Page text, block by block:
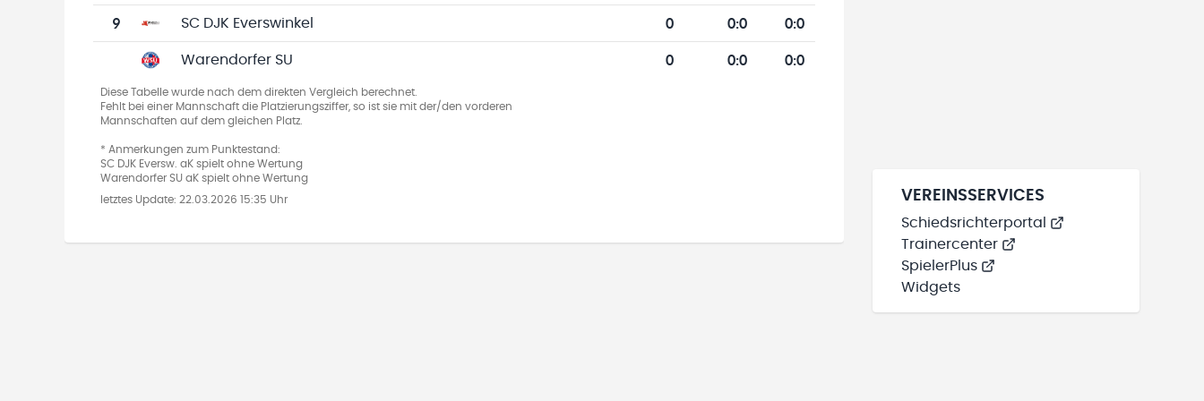
9 SC DJK Everswinkel 0 0:0 0:0
Warendorfer SU 0 0:0 0:0
Diese Tabelle wurde nach dem direkten Vergleich berechnet.
Fehlt bei einer Mannschaft die Platzierungsziffer, so ist sie mit der/den vorderen
Mannschaften auf dem gleichen Platz.
* Anmerkungen zum Punktestand:
SC DJK Eversw. aK spielt ohne Wertung
Warendorfer SU aK spielt ohne Wertung
letztes Update: 22.03.2026 15:35 Uhr VEREINSSERVICES
Schiedsrichterportal
Trainercenter
SpielerPlus
Widgets